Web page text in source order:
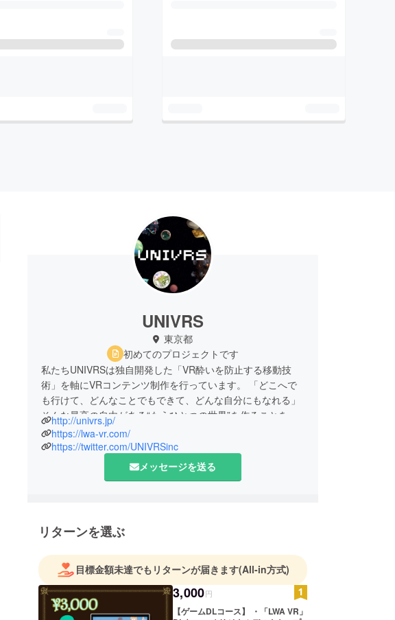
UNIVRS
東京都
初めてのプロジェクトです
私たちUNIVRSは独自開発した「VR酔いを防止する移動技
術」を軸にVRコンテンツ制作を行っています。 「どこへで
も行けて、どんなことでもできて、どんな自分にもなれる」
そんな最高の自由がある“もうひとつの世界”を作ることを目
標に、今までにないVR体験を生み出し、世界に向けてVRコ
ンテンツを発信していきます。
http://univrs.jp/
https://lwa-vr.com/
https://twitter.com/UNIVRSinc
メッセージを送る
リターンを選ぶ
目標金額未達でもリターンが届きます(All-in方式)
3,000円
【ゲームDLコース】 ・「LWA VR」